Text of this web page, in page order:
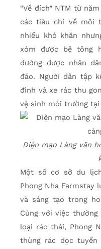
“Về đích” NTM từ
các tiêu chí về môi
nhiều khó khăn
xóm được bê tông
đường được nhân
đáo. Người dân tập
đình và xe rác thu
vệ sinh môi trường
Diện mạo Làng văn
Một số cơ sở du
Phong Nha Farmstay
và sáng tạo trong
Cùng với việc
loại rác thải, Phong
thùng rác dọc tuyến